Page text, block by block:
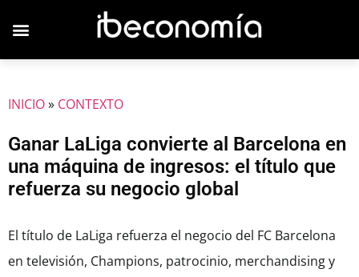
INICIO» CONTEXTO
Ganar LaLiga convierte al Barcelona en
una máquina de ingresos: el título que
refuerza su negocio global
El título de LaLiga refuerza el negocio del FC Barcelona
en televisión, Champions, patrocinio, merchandising y